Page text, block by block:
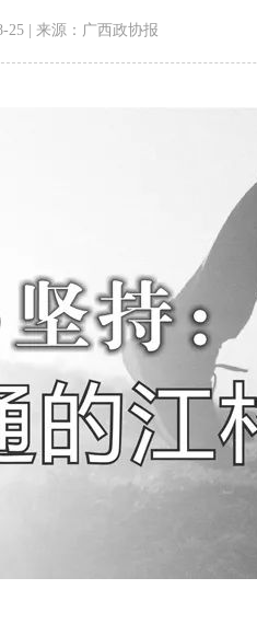
25 | 来源：广西政协报